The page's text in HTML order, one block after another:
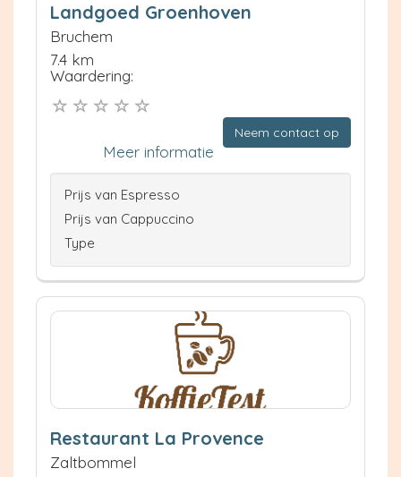
Landgoed Groenhoven
Bruchem
7.4 km
Waardering:
Neem contact op
Meer informatie
Prijs van Espresso
Prijs van Cappuccino
Type
Restaurant La Provence
Zaltbommel